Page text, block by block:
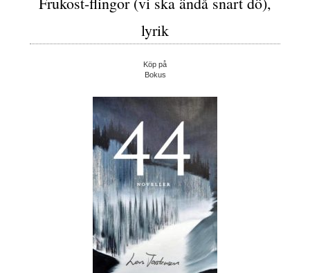
lyrik
Köp på
Bokus